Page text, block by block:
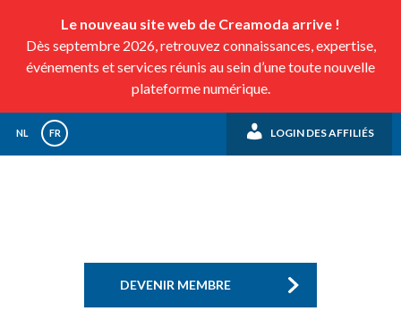
Le nouveau site web de Creamoda arrive !
Dès septembre 2026, retrouvez connaissances, expertise,
événements et services réunis au sein d’une toute nouvelle
plateforme numérique.
NL FR LOGIN DES AFFILIÉS
DEVENIR MEMBRE